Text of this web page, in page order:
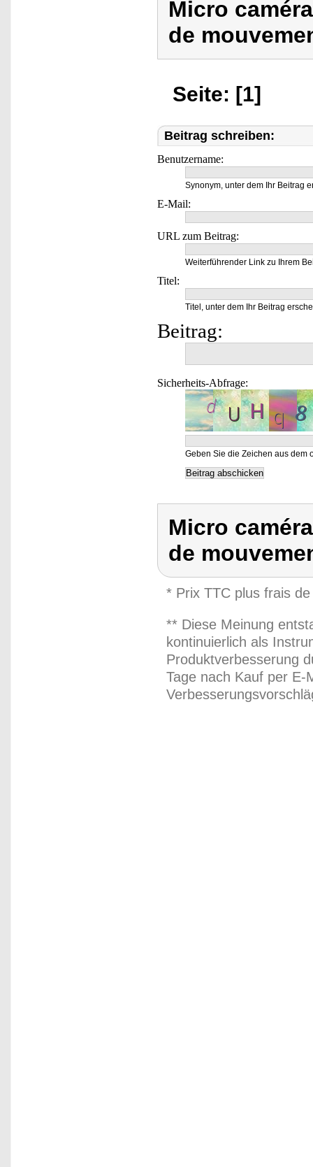
Micro
de
Seite: [1]
Beitrag schreiben:
Benutzername:
Synonym, unter dem Ihr Beitrag
E-Mail:
URL zum Beitrag:
Weiterführender Link zu Ihrem
Titel:
Titel, unter dem Ihr Beitrag
Beitrag:
Sicherheits-Abfrage:
Geben Sie die Zeichen aus dem
Micro
de
* Prix TTC plus frais
** Diese Meinung
kontinuierlich als
Produktverbesserung
Tage nach Kauf per E-